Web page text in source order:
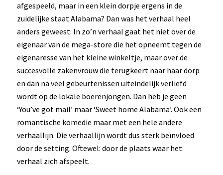
afgespeeld, maar in een klein dorpje ergens in de
zuidelijke staat Alabama? Dan was het verhaal heel
anders geweest. In zo’n verhaal gaat het niet over de
eigenaar van de mega-store die het opneemt tegen de
eigenaresse van het kleine winkeltje, maar over de
succesvolle zakenvrouw die terugkeert naar haar dorp
en dan na veel gebeurtenissen uiteindelijk verliefd
wordt op de lokale boerenjongen. Dan heb je geen
‘You’ve got mail’ maar ‘Sweet home Alabama’. Ook een
romantische komedie maar met een hele andere
verhaallijn. Die verhaallijn wordt dus sterk beïnvloed
door de setting. Oftewel: door de plaats waar het
verhaal zich afspeelt.